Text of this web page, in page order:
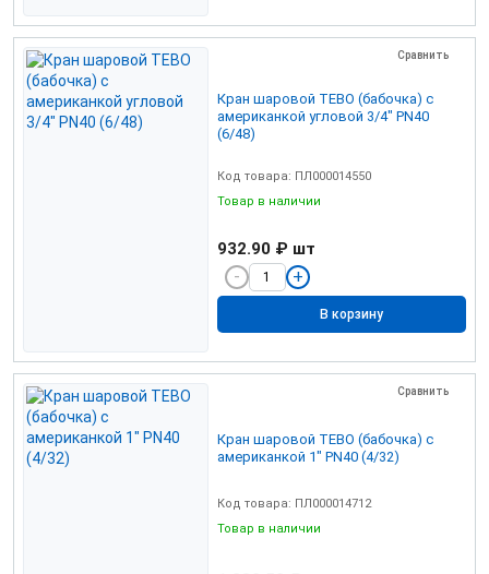
Сравнить
Кран шаровой TEBO (бабочка) c
американкой угловой 3/4" PN40
(6/48)
Код товара: ПЛ000014550
Товар в наличии
932.90 ₽ шт
В корзину
Сравнить
Кран шаровой TEBO (бабочка) c
американкой 1" PN40 (4/32)
Код товара: ПЛ000014712
Товар в наличии